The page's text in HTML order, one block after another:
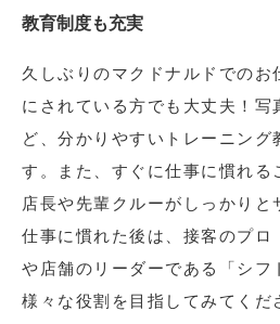
教育制度も充実
久しぶりのマクドナルドでのお
にされている方でも大丈夫！写
ど、分かりやすいトレーニング
す。また、すぐに仕事に慣れる
店長や先輩クルーがしっかりと
仕事に慣れた後は、接客のプロ
や店舗のリーダーである「シフ
様々な役割を目指してみてくだ